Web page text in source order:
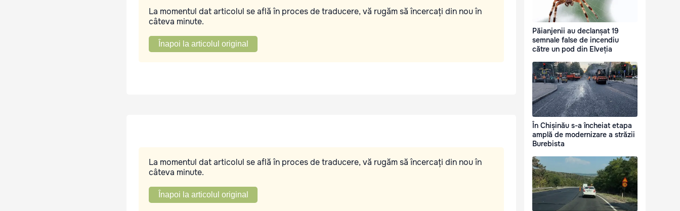
La momentul dat articolul se află în proces de traducere, vă rugăm să încercați din nou în
câteva minute.
Înapoi la articolul original
La momentul dat articolul se află în proces de traducere, vă rugăm să încercați din nou în
câteva minute.
Înapoi la articolul original
Păianjenii au declanșat 19
semnale false de incendiu
către un pod din Elveția
În Chișinău s-a încheiat etapa
amplă de modernizare a străzii
Burebista